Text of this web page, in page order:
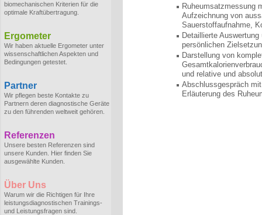
biomechanischen Kriterien für die
optimale Kraftübertragung.
Ergometer
Wir haben aktuelle Ergometer unter
wissenschaftlichen Aspekten und
Bedingungen getestet.
Partner
Wir pflegen beste Kontakte zu
Partnern deren diagnostische Geräte
zu den führenden weltweit gehören.
Referenzen
Unsere besten Referenzen sind
unsere Kunden. Hier finden Sie
ausgewählte Kunden.
Über Uns
Warum wir die Richtigen für Ihre
leistungsdiagnostischen Trainings-
und Leistungsfragen sind.
Ruheumsatzmessung
Aufzeichnung von
Sauerstoffaufnahme,
Detaillierte
persönlichen
Darstellung von
und relative und
Abschlussgespräch
Erläuterung des